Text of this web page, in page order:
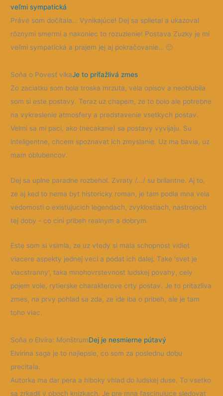
veľmi sympatická
Práve som dočítala… Vynikajúce! Dej sa splietal a ukazoval
rôznymi smermi a nakoniec to rozuzlenie! Postava Zuzky je mi
veľmi sympatická a prajem jej aj pokračovanie… 🙂
Soňa o Povesť vlkaJe to príťažlivá zmes
Zo zaciatku som bola troska mrzuta, vela opisov a neoblubila
som si este postavy. Teraz uz chapem, ze to bolo ale potrebne
na vykreslenie atmosfery a predstavenie vsetkych postav.
Velmi sa mi paci, ako (necakane) sa postavy vyvijaju. Su
inteligentne, chcem spoznavat ich zmyslanie. Uz ma bavia, uz
mam oblubencov.
Dej sa uplne paradne rozbehol. Zvraty /.../ su brilantne. Aj to,
ze aj ked to nema byt historicky roman, je tam podla mna vela
vedomosti o existujucich legendach, zvyklostiach, nastrojoch
tej doby - co cini pribeh realnym a dobrym.
Este som si vsimla, ze uz vtedy si mala schopnost vidiet
viacere aspekty jednej veci a podat ich dalej. Take 'svet je
viacstranny', taka mnohovrstevnost ludskej povahy, cely
pojem vole, rytierske charakterove crty postav. Je to pritazliva
zmes, na prvy pohlad sa zda, ze ide iba o pribeh, ale je tam
toho viac.
Soňa o Elvíra: MonštrumDej je nesmierne pútavý
Elvirina saga je to najlepsie, co som za poslednu dobu
precitala.
Autorka ma dar pera a hlboky vhlad do ludskej duse. To vsetko
sa zrkadli v oboch knizkach. Je pre mna fascinujuce sledovat